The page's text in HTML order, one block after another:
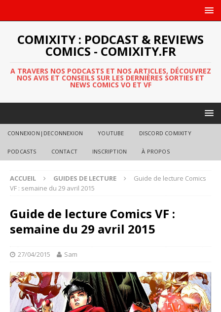
COMIXITY : PODCAST & REVIEWS
COMICS - COMIXITY.FR
A TRAVERS NOS PODCASTS ET NOS ARTICLES, DÉCOUVREZ
NOS AVIS ET CONSEILS SUR LES DERNIÈRES SORTIES ET
NEWS COMICS VO ET VF
CONNEXION|DECONNEXION YOUTUBE DISCORD COMIXITY
PODCASTS CONTACT INSCRIPTION À PROPOS
ACCUEIL GUIDES DE LECTURE
Guide de lecture Comics
VF : semaine du 29 avril 2015
Guide de lecture Comics VF :
semaine du 29 avril 2015
27/04/2015 Sam